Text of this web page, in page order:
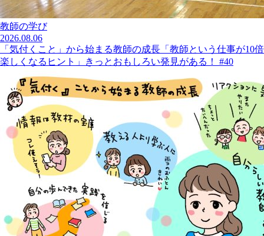
教師の学び
2026.08.06
「気付くこと」から始まる教師の成長「教師という仕事が10倍
楽しくなるヒント」きっとおもしろい発見がある！ #40